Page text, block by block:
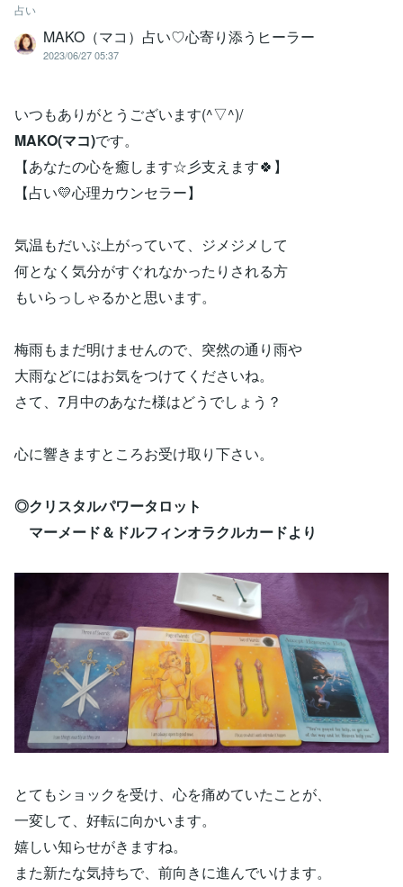
占い
MAKO（マコ）占い♡心寄り添うヒーラー
2023/06/27 05:37
いつもありがとうございます(^▽^)/
MAKO(マコ)です。
【あなたの心を癒します☆彡支えます🍀】
【占い💛心理カウンセラー】
気温もだいぶ上がっていて、ジメジメして
何となく気分がすぐれなかったりされる方
もいらっしゃるかと思います。
梅雨もまだ明けませんので、突然の通り雨や
大雨などにはお気をつけてくださいね。
さて、7月中のあなた様はどうでしょう？
心に響きますところお受け取り下さい。
◎クリスタルパワータロット
マーメード＆ドルフィンオラクルカードより
とてもショックを受け、心を痛めていたことが、
一変して、好転に向かいます。
嬉しい知らせがきますね。
また新たな気持ちで、前向きに進んでいけます。